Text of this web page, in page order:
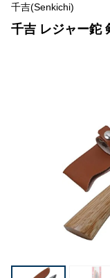
千吉(Senkichi)
千吉 レジャー鉈